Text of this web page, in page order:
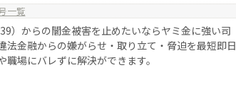
一覧
）からの闇金被害を止めたいならヤミ金に強い司
法金融からの嫌がらせ・取り立て・脅迫を最短即日
場にバレずに解決ができます。